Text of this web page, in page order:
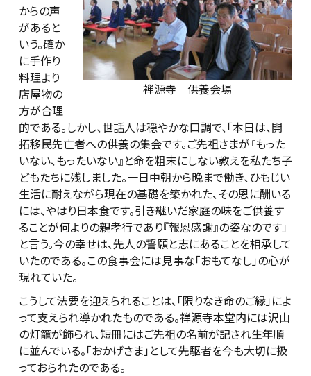
禅源寺 供養会場
からの声
があると
いう。確か
に手作り
料理より
店屋物の
方が合理
的である。しかし、世話人は穏やかな口調で、「本日は、開
拓移民先亡者への供養の集会です。ご先祖さまが『もった
いない、もったいない』と命を粗末にしない教えを私たち子
どもたちに残しました。一日中朝から晩まで働き、ひもじい
生活に耐えながら現在の基礎を築かれた、その恩に酬いる
には、やはり日本食です。引き継いだ家庭の味をご供養す
ることが何よりの親孝行であり『報恩感謝』の姿なのです」
と言う。今の幸せは、先人の誓願と志にあることを相承して
いたのである。この食事会には見事な「おもてなし」の心が
現れていた。
こうして法要を迎えられることは、「限りなき命のご縁」によ
って支えられ導かれたものである。禅源寺本堂内には沢山
の灯籠が飾られ、短冊にはご先祖の名前が記され生年順
に並んでいる。「おかげさま」として先駆者を今も大切に扱
っておられたのである。